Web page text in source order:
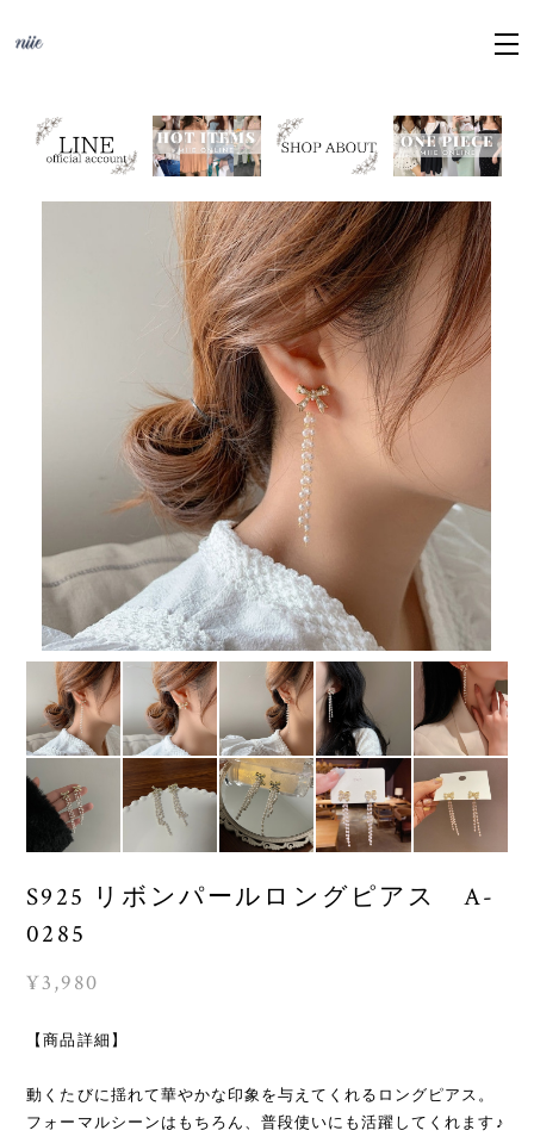
S925 リボンパールロングピアス A-
0285
¥3,980
【商品詳細】
動くたびに揺れて華やかな印象を与えてくれるロングピアス。
フォーマルシーンはもちろん、普段使いにも活躍してくれます♪